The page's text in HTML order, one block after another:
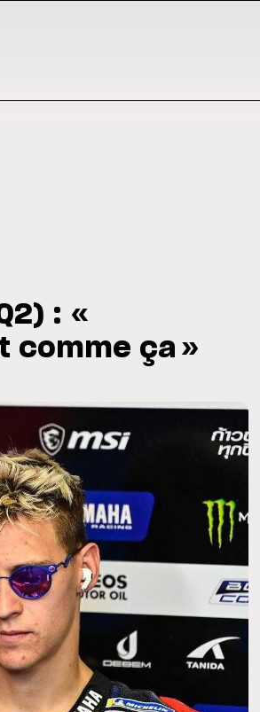
du GP de
MOTO GP
Zarco évite
septembre
: «
comme ça »